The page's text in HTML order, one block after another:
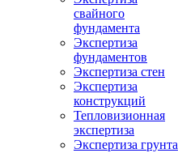
свайного
фундамента
Экспертиза
фундаментов
Экспертиза стен
Экспертиза
конструкций
Тепловизионная
экспертиза
Экспертиза грунта